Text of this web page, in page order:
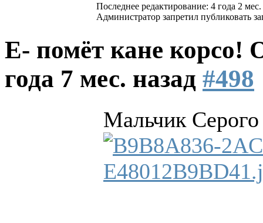
Последнее редактирование: 4 года 2
Администратор запретил публиковать
Е- помёт кане корсо!
года 7 мес. назад #498
Мальчик Серого